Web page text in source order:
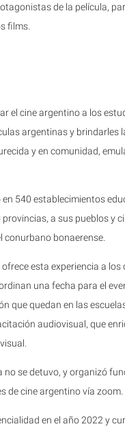
de la película,
films.
el cine argentino a los
argentinas y brindarles
y en comunidad,
540 establecimientos
a sus pueblos y
conurbano bonaerense.
ofrece esta experiencia a
una fecha para el
que quedan en las
audiovisual, que
se detuvo, y organizó
de cine argentino vía zoom.
en el año 2022 y